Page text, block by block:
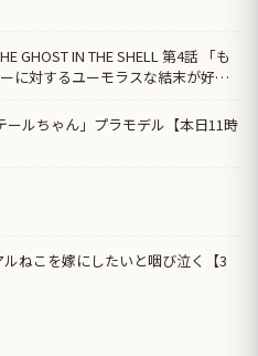
GHOST IN THE SHELL 第4話 「も
に対するユーモラスな結末が好
ールちゃん」プラモデル【本日11時
ルねこを嫁にしたいと咽び泣く【3